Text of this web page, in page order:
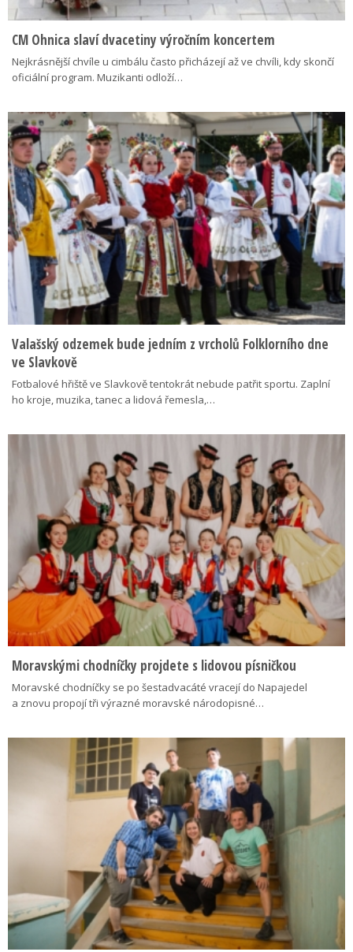
CM Ohnica slaví dvacetiny výročním koncertem
Nejkrásnější chvíle u cimbálu často přicházejí až ve chvíli, kdy skončí
oficiální program. Muzikanti odloží…
Valašský odzemek bude jedním z vrcholů Folklorního dne
ve Slavkově
Fotbalové hřiště ve Slavkově tentokrát nebude patřit sportu. Zaplní
ho kroje, muzika, tanec a lidová řemesla,…
Moravskými chodníčky projdete s lidovou písničkou
Moravské chodníčky se po šestadvacáté vracejí do Napajedel
a znovu propojí tři výrazné moravské národopisné…